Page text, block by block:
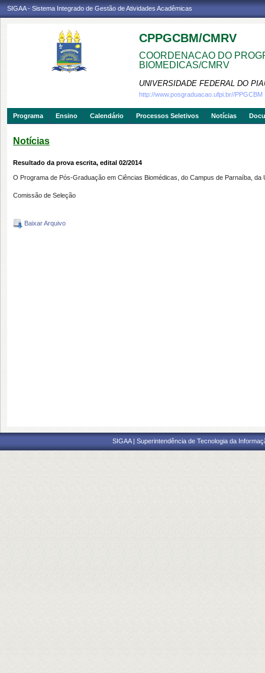
SIGAA - Sistema Integrado de Gestão de Atividades Acadêmicas
CPPGCBM/CMRV
COORDENACAO DO
BIOMEDICAS/CMRV
UNIVERSIDADE FEDERAL DO
http://www.posgraduacao.ufpi.br//PPGCBM
Programa Ensino Calendário Processos Seletivos Notícias
Notícias
Resultado da prova escrita, edital 02/2014
O Programa de Pós-Graduação em Ciências Biomédicas, do Campus de Parnaíba,
Comissão de Seleção
Baixar Arquivo
SIGAA | Superintendência de Tecnologia da